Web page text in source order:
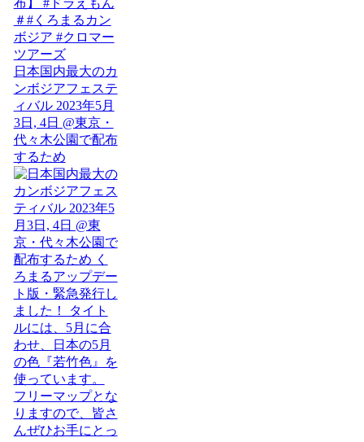
日本国内最大のカ
ンボジアフェステ
ィバル 2023年5月
3日, 4日 @東京・
代々木公園で配布
するため